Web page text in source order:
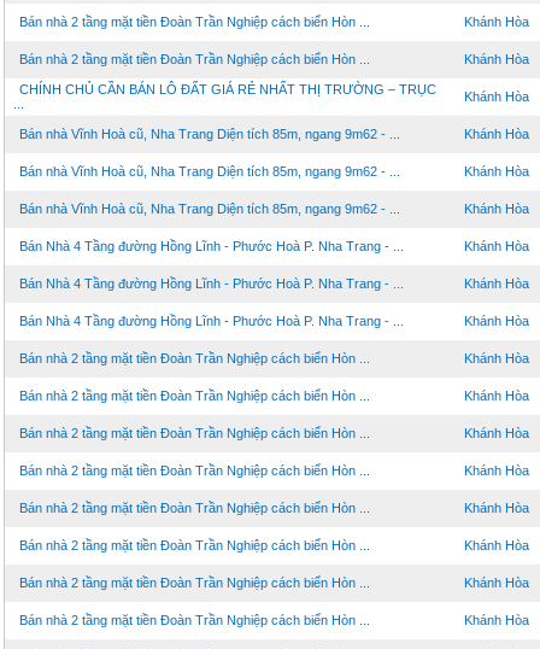
Bán nhà 2 tầng mặt tiền Đoàn Trần Nghiệp cách biển Hòn ... Khánh Hòa
Bán nhà 2 tầng mặt tiền Đoàn Trần Nghiệp cách biển Hòn ... Khánh Hòa
CHÍNH CHỦ CẦN BÁN LÔ ĐẤT GIÁ RẺ NHẤT THỊ TRƯỜNG – TRỤC
Khánh Hòa
Bán nhà Vĩnh Hoà cũ, Nha Trang Diện tích 85m, ngang 9m62 - ... Khánh Hòa
Bán nhà Vĩnh Hoà cũ, Nha Trang Diện tích 85m, ngang 9m62 - ... Khánh Hòa
Bán nhà Vĩnh Hoà cũ, Nha Trang Diện tích 85m, ngang 9m62 - ... Khánh Hòa
Bán Nhà 4 Tầng đường Hồng Lĩnh - Phước Hoà P. Nha Trang - ... Khánh Hòa
Bán Nhà 4 Tầng đường Hồng Lĩnh - Phước Hoà P. Nha Trang - ... Khánh Hòa
Bán Nhà 4 Tầng đường Hồng Lĩnh - Phước Hoà P. Nha Trang - ... Khánh Hòa
Bán nhà 2 tầng mặt tiền Đoàn Trần Nghiệp cách biển Hòn ... Khánh Hòa
Bán nhà 2 tầng mặt tiền Đoàn Trần Nghiệp cách biển Hòn ... Khánh Hòa
Bán nhà 2 tầng mặt tiền Đoàn Trần Nghiệp cách biển Hòn ... Khánh Hòa
Bán nhà 2 tầng mặt tiền Đoàn Trần Nghiệp cách biển Hòn ... Khánh Hòa
Bán nhà 2 tầng mặt tiền Đoàn Trần Nghiệp cách biển Hòn ... Khánh Hòa
Bán nhà 2 tầng mặt tiền Đoàn Trần Nghiệp cách biển Hòn ... Khánh Hòa
Bán nhà 2 tầng mặt tiền Đoàn Trần Nghiệp cách biển Hòn ... Khánh Hòa
Bán nhà 2 tầng mặt tiền Đoàn Trần Nghiệp cách biển Hòn ... Khánh Hòa